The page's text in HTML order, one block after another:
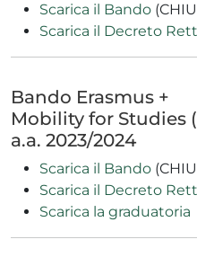
Scarica il Bando
Scarica il Decreto
Bando Erasmus +
Mobility for Studies
a.a. 2023/2024
Scarica il Bando
Scarica il Decreto
Scarica la graduatoria